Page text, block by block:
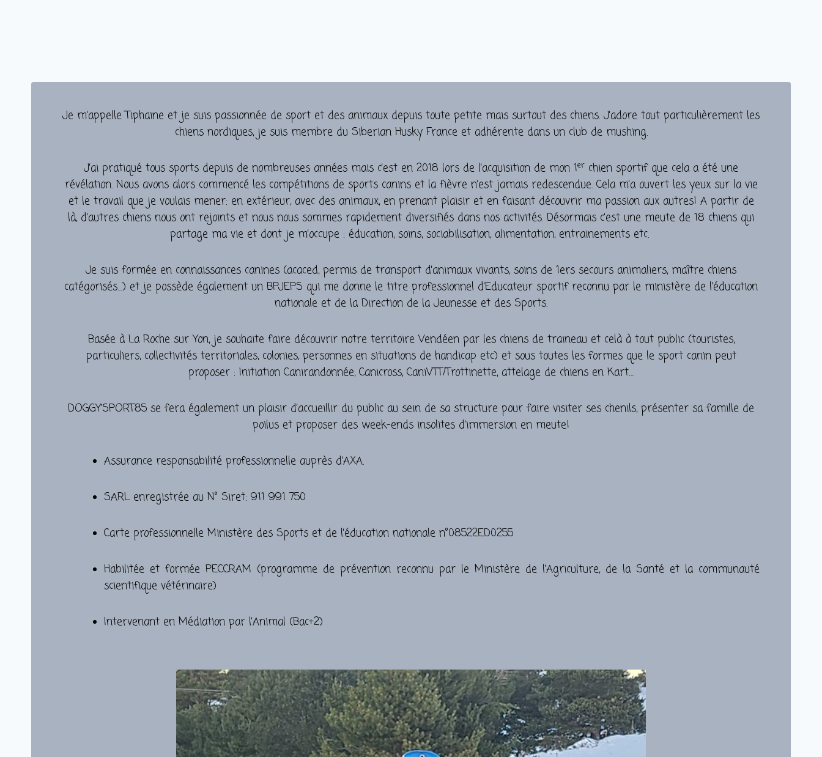
Je m’appelle Tiphaine et je suis passionnée de sport et des animaux depuis toute petite mais surtout des chiens. J’adore tout particulièrement les
chiens nordiques, je suis membre du Siberian Husky France et adhérente dans un club de mushing.
J’ai pratiqué tous sports depuis de nombreuses années mais c’est en 2018 lors de l’acquisition de mon 1er chien sportif que cela a été une
révélation. Nous avons alors commencé les compétitions de sports canins et la fièvre n’est jamais redescendue. Cela m’a ouvert les yeux sur la vie
et le travail que je voulais mener: en extérieur, avec des animaux, en prenant plaisir et en faisant découvrir ma passion aux autres! A partir de
là, d’autres chiens nous ont rejoints et nous nous sommes rapidement diversifiés dans nos activités. Désormais c’est une meute de 18 chiens qui
partage ma vie et dont je m’occupe : éducation, soins, sociabilisation, alimentation, entrainements etc.
Je suis formée en connaissances canines (acaced, permis de transport d’animaux vivants, soins de 1ers secours animaliers, maître chiens
catégorisés…) et je possède également un BPJEPS qui me donne le titre professionnel d’Educateur sportif reconnu par le ministère de l’éducation
nationale et de la Direction de la Jeunesse et des Sports.
Basée à La Roche sur Yon, je souhaite faire découvrir notre territoire Vendéen par les chiens de traineau et celà à tout public (touristes,
particuliers, collectivités territoriales, colonies, personnes en situations de handicap etc) et sous toutes les formes que le sport canin peut
proposer : Initiation Canirandonnée, Canicross, CaniVTT/Trottinette, attelage de chiens en Kart…
DOGGY’SPORT85 se fera également un plaisir d’accueillir du public au sein de sa structure pour faire visiter ses chenils, présenter sa famille de
poilus et proposer des week-ends insolites d’immersion en meute!
Assurance responsabilité professionnelle auprès d’AXA.
SARL enregistrée au N° Siret: 911 991 750
Carte professionnelle Ministère des Sports et de l’éducation nationale n°08522ED0255
Habilitée et formée PECCRAM (programme de prévention reconnu par le Ministère de l’Agriculture, de la Santé et la communauté
scientifique vétérinaire)
Intervenant en Médiation par l’Animal (Bac+2)